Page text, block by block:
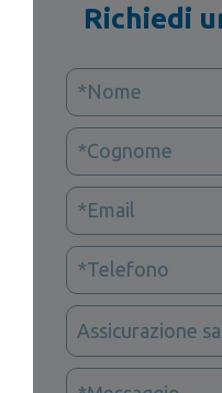
Richiedi